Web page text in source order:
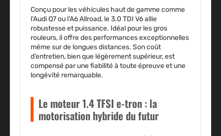
Conçu pour les véhicules haut de gamme comme
l’Audi Q7 ou l’A6 Allroad, le 3.0 TDI V6 allie
robustesse et puissance. Idéal pour les gros
rouleurs, il offre des performances exceptionnelles
même sur de longues distances. Son coût
d’entretien, bien que légèrement supérieur, est
compensé par une fiabilité à toute épreuve et une
longévité remarquable.
Le moteur 1.4 TFSI e-tron : la
motorisation hybride du futur